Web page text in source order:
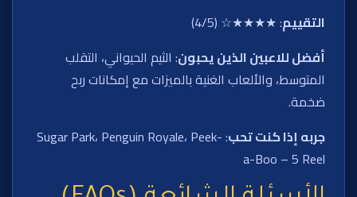
التقييم: ★★★★☆ (4/5)
أفضل للاعبين الذين يحبون: الثيم الحيواني، التقلب
المتوسط، والألعاب الغنية بالميزات مع إمكانات ربح
ضخمة.
جربه إذا كنت تحب : Sugar Park، Penguin Royale، Peek-
a-Boo – 5 Reel